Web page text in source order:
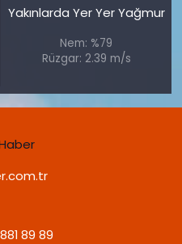
Yakınlarda Yer Yer Yağmur
Nem: %79
Rüzgar: 2.39 m/s
89 89